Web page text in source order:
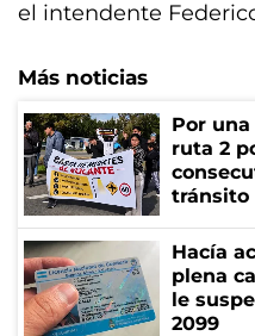
el intendente
Más noticias
Por
ruta 2
tránsito
Hacía
plena
le
2099